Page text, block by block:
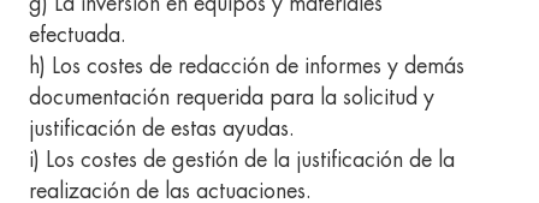
efectuada.
h) Los costes de redacción de informes y demás
documentación requerida para la solicitud y
justificación de estas ayudas.
i) Los costes de gestión de la justificación de la
realización de las actuaciones.